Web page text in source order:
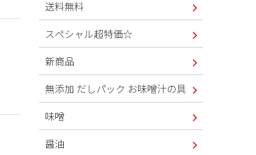
送料無料
スペシャル超特価☆
新商品
無添加 だしパック お味噌汁の具
味噌
醤油